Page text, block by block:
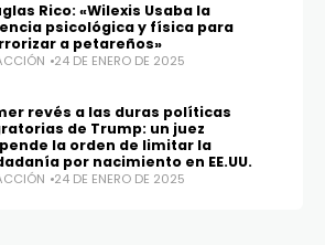
Rico: «Wilexis Usaba la
psicológica y física para
a petareños»
24 DE ENERO DE 2025
revés a las duras políticas
de Trump: un juez
la orden de limitar la
por nacimiento en EE.UU.
24 DE ENERO DE 2025